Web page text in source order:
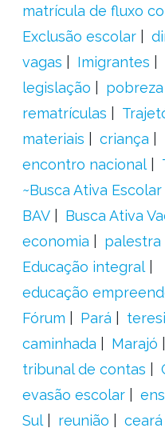
matrícula de fluxo
Exclusão escolar
vagas
Imigrantes
legislação
pobreza
rematrículas
materiais
criança
encontro nacional
~Busca Ativa Escolar
BAV
Busca Ativa
economia
palestra
Educação integral
educação
Fórum
Pará
caminhada
Marajó
tribunal de contas
evasão escolar
Sul
reunião ceará